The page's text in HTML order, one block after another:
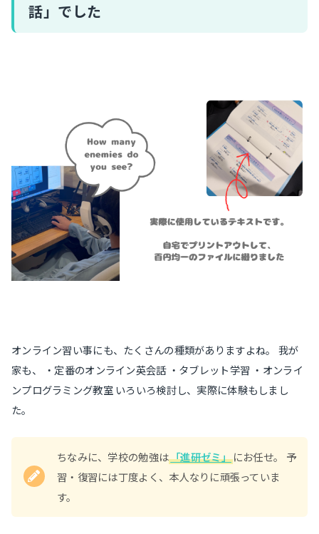
話」でした
オンライン習い事にも、たくさんの種類がありますよね。 我が
家も、 ・定番のオンライン英会話 ・タブレット学習 ・オンライ
ンプログラミング教室 いろいろ検討し、実際に体験もしまし
た。
ちなみに、学校の勉強は「進研ゼミ」にお任せ。 予
習・復習には丁度よく、本人なりに頑張っていま
す。